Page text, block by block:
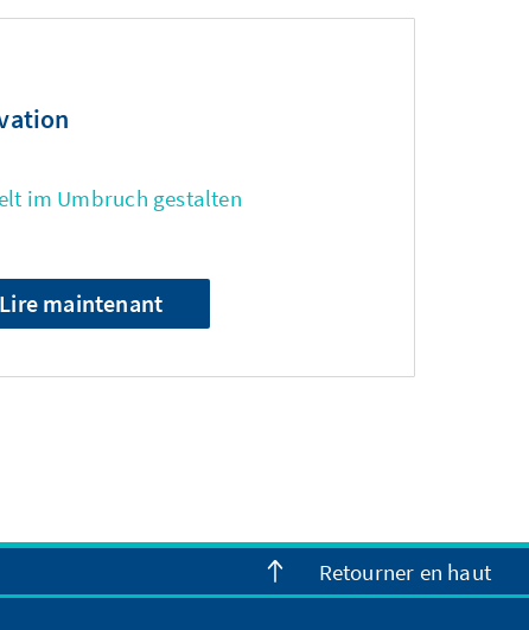
im Umbruch gestalten
Lire maintenant
Retourner en haut